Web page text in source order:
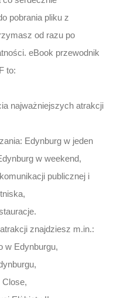
pobrania pliku z
od razu po
eBook przewodnik
to:
najważniejszych atrakcji
Edynburg w jeden
w weekend,
publicznej i
znajdziesz m.in.:
w Edynburgu,